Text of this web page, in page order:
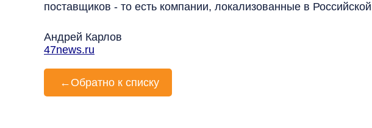
поставщиков - то есть компании, локализованные в
Андрей Карлов
47news.ru
← Обратно к списку